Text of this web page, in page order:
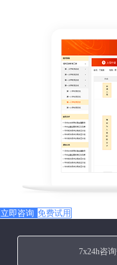
立即咨询 免费试用
7x24h咨